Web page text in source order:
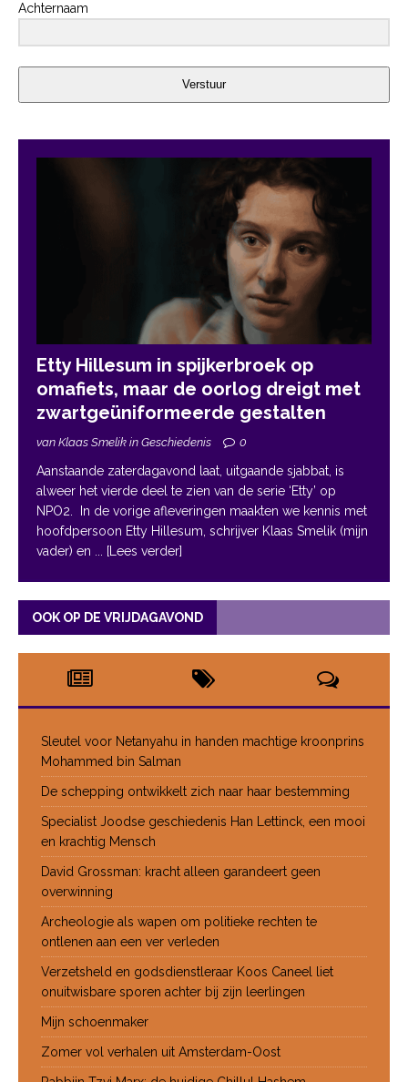
Achternaam
Verstuur
Etty Hillesum in spijkerbroek op
omafiets, maar de oorlog dreigt met
zwartgeüniformeerde gestalten
van Klaas Smelik in Geschiedenis 0
Aanstaande zaterdagavond laat, uitgaande sjabbat, is
alweer het vierde deel te zien van de serie ‘Etty’ op
NPO2. In de vorige afleveringen maakten we kennis met
hoofdpersoon Etty Hillesum, schrijver Klaas Smelik (mijn
vader) en ... [Lees verder]
OOK OP DE VRIJDAGAVOND
Sleutel voor Netanyahu in handen machtige kroonprins
Mohammed bin Salman
De schepping ontwikkelt zich naar haar bestemming
Specialist Joodse geschiedenis Han Lettinck, een mooi
en krachtig Mensch
David Grossman: kracht alleen garandeert geen
overwinning
Archeologie als wapen om politieke rechten te
ontlenen aan een ver verleden
Verzetsheld en godsdienstleraar Koos Caneel liet
onuitwisbare sporen achter bij zijn leerlingen
Mijn schoenmaker
Zomer vol verhalen uit Amsterdam-Oost